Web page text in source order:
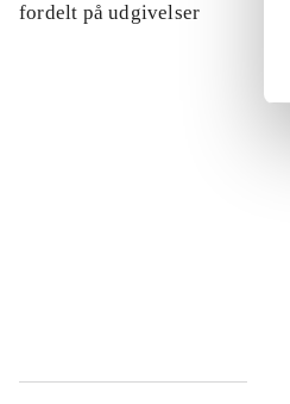
fordelt på udgivelser